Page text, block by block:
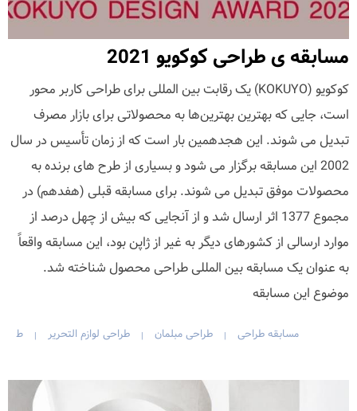
مسابقه ی طراحی کوکویو 2021
کوکویو (KOKUYO) یک رقابت بین المللی برای طراحی کاربر محور
است، جایی که بهترین بهترین‌ها به محصولاتی برای بازار مصرف
تبدیل می شوند. این هجدهمین بار است که از زمان تأسیس در سال
2002 این مسابقه برگزار می شود و بسیاری از طرح های برنده به
محصولات موفق تبدیل می شوند. برای مسابقه قبلی (هفدهم) در
مجموع 1377 اثر ارسال شد و از آنجایی که بیش از چهل درصد از
موارد ارسالی از کشورهای دیگر به غیر از ژاپن بود، این مسابقه واقعاً
به عنوان یک مسابقه بین المللی طراحی محصول شناخته شد.
موضوع این مسابقه
مسابقه طراحی | طراحی مبلمان | طراحی لوازم التحریر | ط